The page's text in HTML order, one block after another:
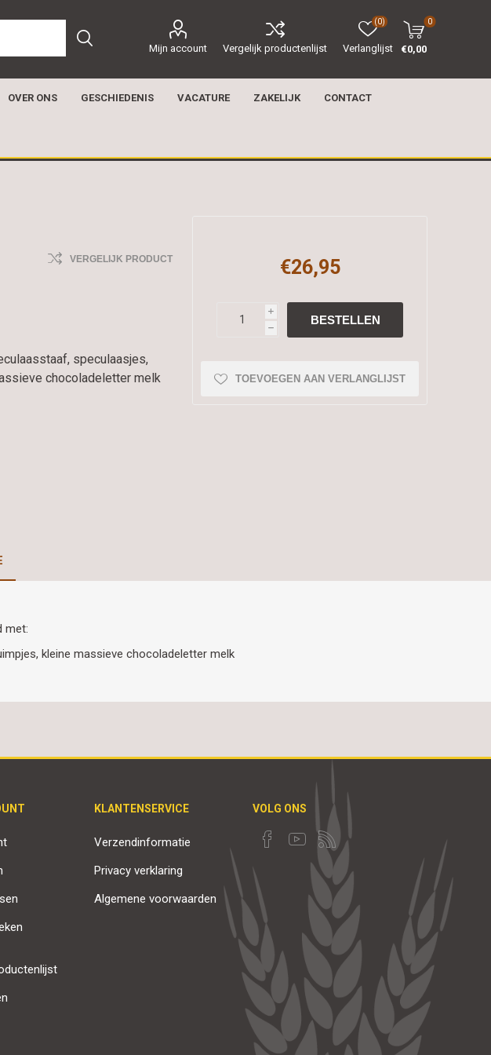
Mijn account Vergelijk productenlijst Verlanglijst
(0) 0
€0,00
OVER ONS GESCHIEDENIS VACATURE ZAKELIJK CONTACT
VERGELIJK PRODUCT
speculaasjes,
chocoladeletter melk
€26,95
i
h
TOEVOEGEN AAN VERLANGLIJST
met:
kleine massieve chocoladeletter melk
KLANTENSERVICE
Verzendinformatie
Privacy verklaring
Algemene voorwaarden
VOLG ONS